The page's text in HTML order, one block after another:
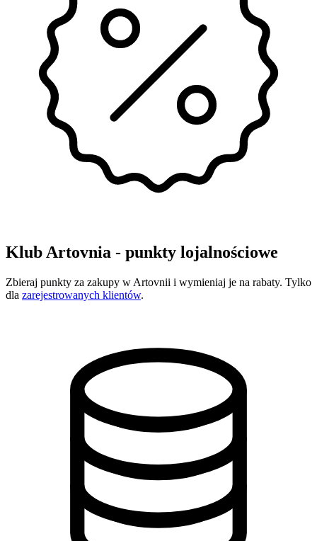
Klub Artovnia - punkty lojalnościowe
Zbieraj punkty za zakupy w Artovnii i wymieniaj je na rabaty. Tylko
dla zarejestrowanych klientów.